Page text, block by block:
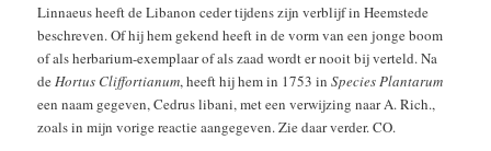
Linnaeus heeft de Libanon ceder tijdens zijn verblijf in Heemstede
beschreven. Of hij hem gekend heeft in de vorm van een jonge boom
of als herbarium-exemplaar of als zaad wordt er nooit bij verteld. Na
deHortus Cliffortianum, heeft hij hem in 1753 inSpecies Plantarum
een naam gegeven, Cedrus libani, met een verwijzing naar A. Rich.,
zoals in mijn vorige reactie aangegeven. Zie daar verder. CO.